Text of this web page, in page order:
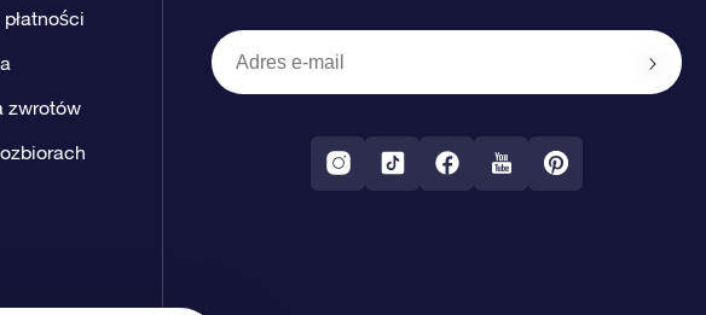
zwrotów